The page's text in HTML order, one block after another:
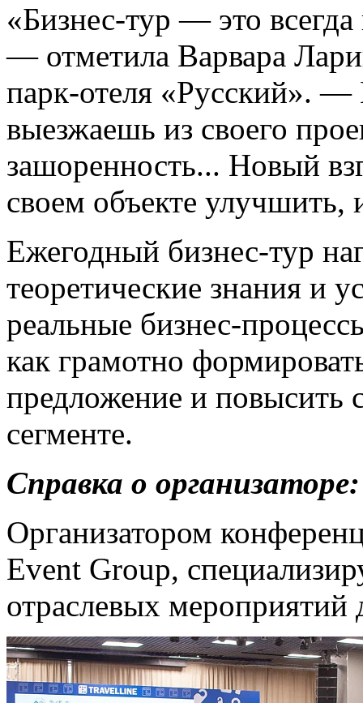
«Бизнес-тур — это
— отметила Варвара
парк-отеля «Русский». —
выезжаешь из своего
зашоренность... Новый
своем объекте улучшить,
Ежегодный бизнес-тур
теоретические знания и
реальные бизнес-
как грамотно
предложение и повысить
сегменте.
Справка о организаторе:
Организатором
Event Group,
отраслевых мероприятий